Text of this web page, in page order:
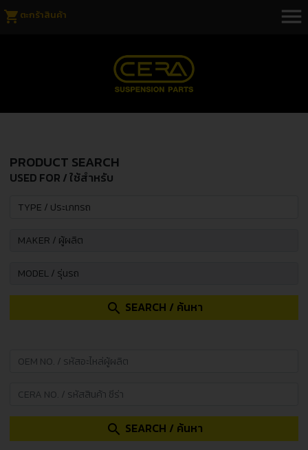
shopping_cart ตะกร้าสินค้า menu
PRODUCT SEARCH
USED FOR / ใช้สำหรับ
search SEARCH / ค้นหา
search SEARCH / ค้นหา